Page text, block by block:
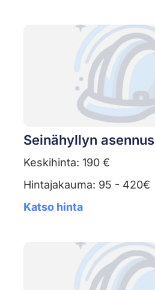
Seinähyllyn asennus
Keskihinta: 190 €
Hintajakauma: 95 - 420€
Katso hinta